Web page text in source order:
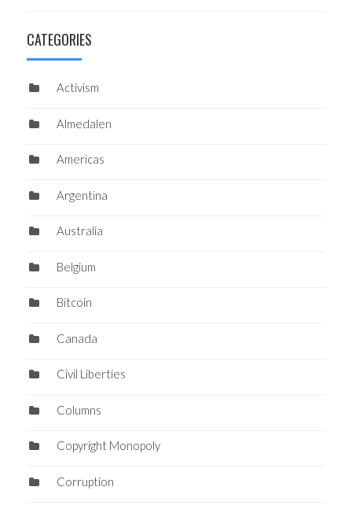
CATEGORIES
Activism
Almedalen
Americas
Argentina
Australia
Belgium
Bitcoin
Canada
Civil Liberties
Columns
Copyright Monopoly
Corruption